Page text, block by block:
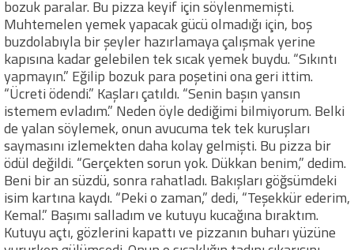
bozuk paralar. Bu pizza keyif için söylenmemişti.
Muhtemelen yemek yapacak gücü olmadığı için, boş
buzdolabıyla bir şeyler hazırlamaya çalışmak yerine
kapısına kadar gelebilen tek sıcak yemek buydu. “Sıkıntı
yapmayın.” Eğilip bozuk para poşetini ona geri ittim.
“Ücreti ödendi.” Kaşları çatıldı. “Senin başın yansın
istemem evladım.” Neden öyle dediğimi bilmiyorum. Belki
de yalan söylemek, onun avucuma tek tek kuruşları
saymasını izlemekten daha kolay gelmişti. Bu pizza bir
ödül değildi. “Gerçekten sorun yok. Dükkan benim,” dedim.
Beni bir an süzdü, sonra rahatladı. Bakışları göğsümdeki
isim kartına kaydı. “Peki o zaman,” dedi, “Teşekkür ederim,
Kemal.” Başımı salladım ve kutuyu kucağına bıraktım.
Kutuyu açtı, gözlerini kapattı ve pizzanın buharı yüzüne